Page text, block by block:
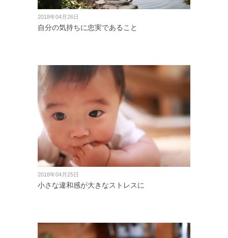
2018年04月26日
自分の気持ちに忠実であること
2018年04月25日
小さな違和感が大きなストレスに